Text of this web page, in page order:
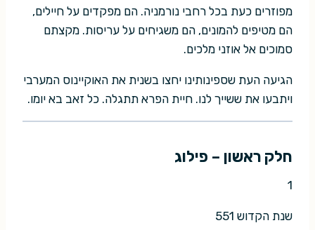
מפוזרים כעת בכל רחבי נורמניה. הם מפקדים על חיילים,
הם מטיפים להמונים, הם משגיחים על עריסות. מקצתם
סמוכים אל אוזני מלכים.
הגיעה העת שספינותינו יחצו בשנית את האוקיינוס המערבי
ויתבעו את ששייך לנו. חיית הפרא תתגלה. כל זאב בא יומו.
חלק ראשון – פילוג
1
שנת הקדוש 551